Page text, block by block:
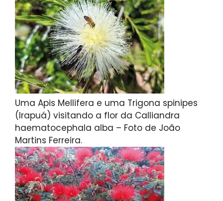
Uma Apis Mellifera e uma Trigona spinipes
(Irapuá) visitando a flor da Calliandra
haematocephala alba – Foto de João
Martins Ferreira.